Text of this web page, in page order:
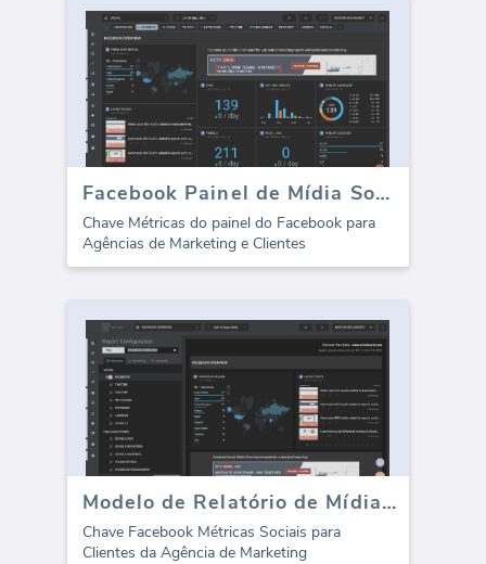
Facebook Painel de Mídia Social - Visão Geral
Chave Métricas do painel do Facebook para
Agências de Marketing e Clientes
Modelo de Relatório de Mídias Sociais do Facebook (Relatório)
Chave Facebook Métricas Sociais para
Clientes da Agência de Marketing